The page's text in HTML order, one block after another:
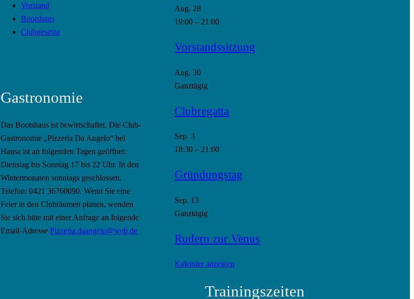
Vorstand
Bootshaus
Clubgesetze
Gastronomie
Das Bootshaus ist bewirtschaftet. Die Club-
Gastronomie „Pizzeria Da Angelo“ bei
Hansa ist an folgenden Tagen geöffnet:
Dienstag bis Sonntag 17 bis 22 Uhr. In den
Wintermonaten sonntags geschlossen.
Telefon: 0421 36760090. Wenn Sie eine
Feier in den Clubräumen planen, wenden
Sie sich bitte mit einer Anfrage an folgende
Email-Adresse Pizzeria.daangelo@web.de
Aug. 28
19:00 – 21:00
Vorstandssitzung
Aug.30
Ganztägig
Clubregatta
Sep.3
18:30 – 21:00
Gründungstag
Sep. 13
Ganztägig
Rudern zur Venus
Kalender anzeigen
Trainingszeiten